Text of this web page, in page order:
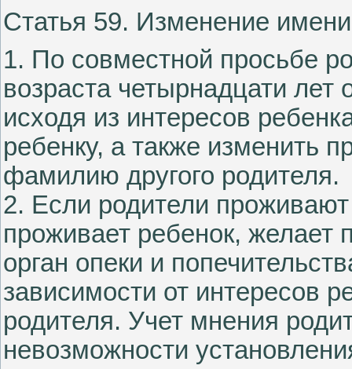
Статья 59. Изменение
1. По совместной просьбе
возраста четырнадцати лет
исходя из интересов
ребенку, а также изменить
фамилию другого родителя.
2. Если родители
проживает ребенок,
орган опеки и
зависимости от интересов
родителя. Учет мнения
невозможности